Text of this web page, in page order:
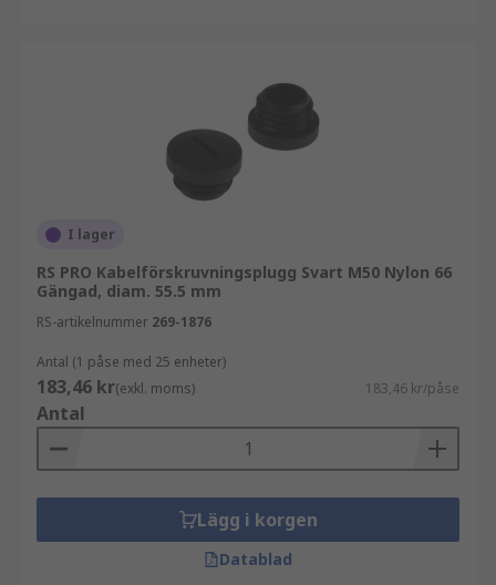
I lager
RS PRO Kabelförskruvningsplugg Svart M50 Nylon 66
Gängad, diam. 55.5 mm
RS-artikelnummer 269-1876
Antal (1 påse med 25 enheter)
183,46 kr(exkl. moms) 183,46 kr/påse
Antal
Lägg i korgen
Datablad